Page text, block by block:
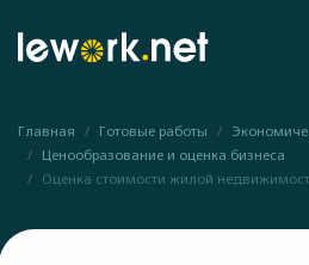
Главная Готовые работы
Ценообразование и оценка бизнеса
Оценка стоимости жилой